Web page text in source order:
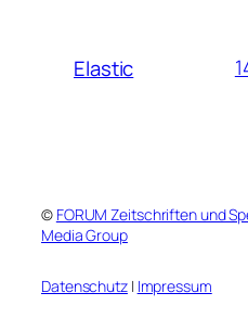
Elastic
© FORUM Zeitschriften und
Media Group
Datenschutz| Impressum